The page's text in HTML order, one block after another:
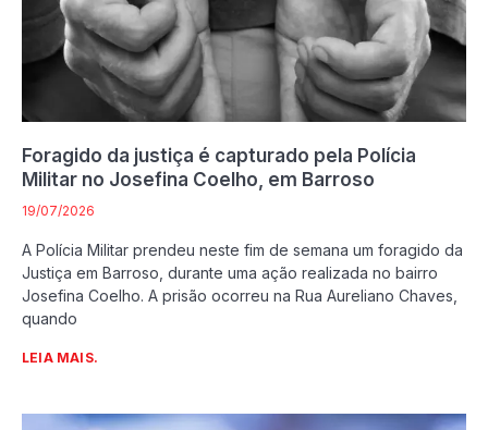
Foragido da justiça é capturado pela Polícia
Militar no Josefina Coelho, em Barroso
19/07/2026
A Polícia Militar prendeu neste fim de semana um foragido da
Justiça em Barroso, durante uma ação realizada no bairro
Josefina Coelho. A prisão ocorreu na Rua Aureliano Chaves,
quando
LEIA MAIS.